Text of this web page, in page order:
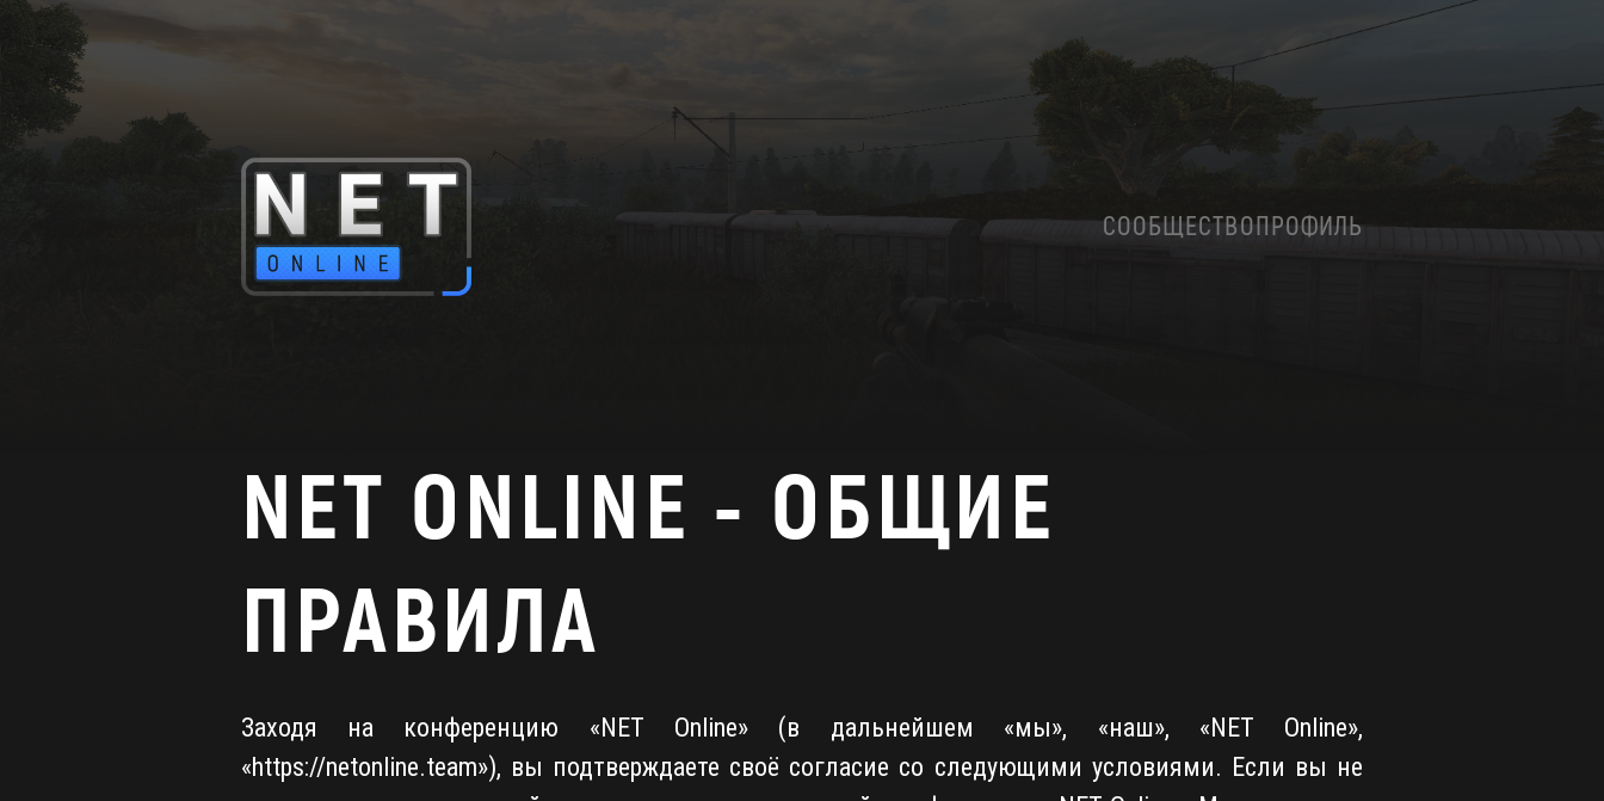
СООБЩЕСТВОПРОФИЛЬ
NET ONLINE - ОБЩИЕ
ПРАВИЛА
Заходя на конференцию «NET Online» (в дальнейшем «мы», «наш», «NET Online»,
«https://netonline.team»), вы подтверждаете своё согласие со следующими условиями. Если вы не